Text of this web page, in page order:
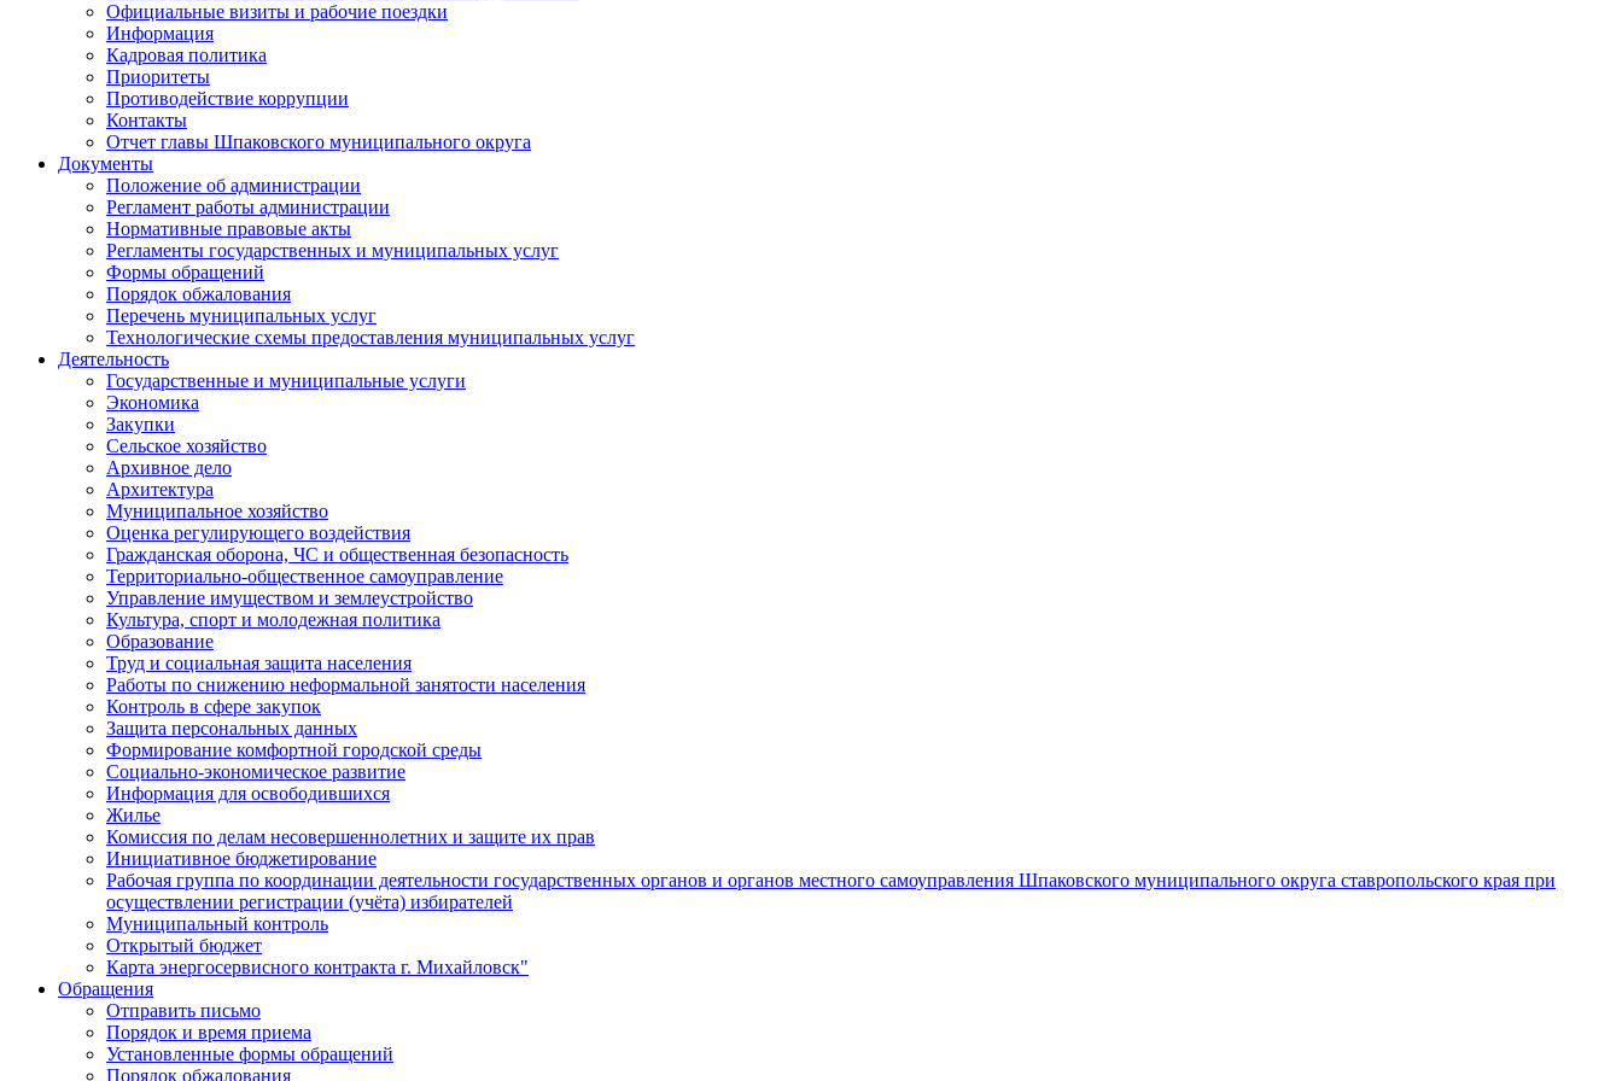
Официальные визиты и рабочие поездки
Информация
Кадровая политика
Приоритеты
Противодействие коррупции
Контакты
Отчет главы Шпаковского муниципального округа
Документы
Положение об администрации
Регламент работы администрации
Нормативные правовые акты
Регламенты государственных и муниципальных услуг
Формы обращений
Порядок обжалования
Перечень муниципальных услуг
Технологические схемы предоставления муниципальных услуг
Деятельность
Государственные и муниципальные услуги
Экономика
Закупки
Сельское хозяйство
Архивное дело
Архитектура
Муниципальное хозяйство
Оценка регулирующего воздействия
Гражданская оборона, ЧС и общественная безопасность
Территориально-общественное самоуправление
Управление имуществом и землеустройство
Культура, спорт и молодежная политика
Образование
Труд и социальная защита населения
Работы по снижению неформальной занятости населения
Контроль в сфере закупок
Защита персональных данных
Формирование комфортной городской среды
Социально-экономическое развитие
Информация для освободившихся
Жилье
Комиссия по делам несовершеннолетних и защите их прав
Инициативное бюджетирование
Рабочая группа по координации деятельности государственных органов и органов местного самоуправления Шпаковского муниципального округа ставропольского края при
осуществлении регистрации (учёта) избирателей
Муниципальный контроль
Открытый бюджет
Карта энергосервисного контракта г. Михайловск"
Обращения
Отправить письмо
Порядок и время приема
Установленные формы обращений
Порядок обжалования